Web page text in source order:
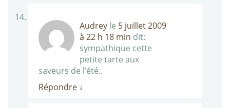
Audrey le 5 juillet 2009
à 22 h 18 min dit:
sympathique cette
petite tarte aux
saveurs de l’été..
Répondre ↓